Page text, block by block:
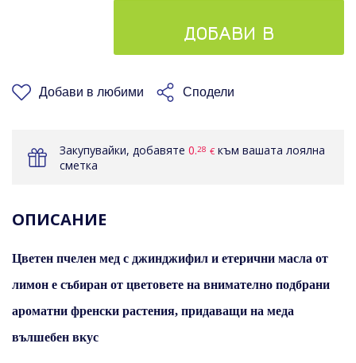
ДОБАВИ В
КОШНИЦАТА
Добави в любими Сподели
Закупувайки, добавяте 0.28 € към вашата лоялна
сметка
ОПИСАНИЕ
Цветен пчелен мед с джинджифил и етерични масла от
лимон е събиран от цветовете на внимателно подбрани
ароматни френски растения, придаващи на меда
вълшебен вкус